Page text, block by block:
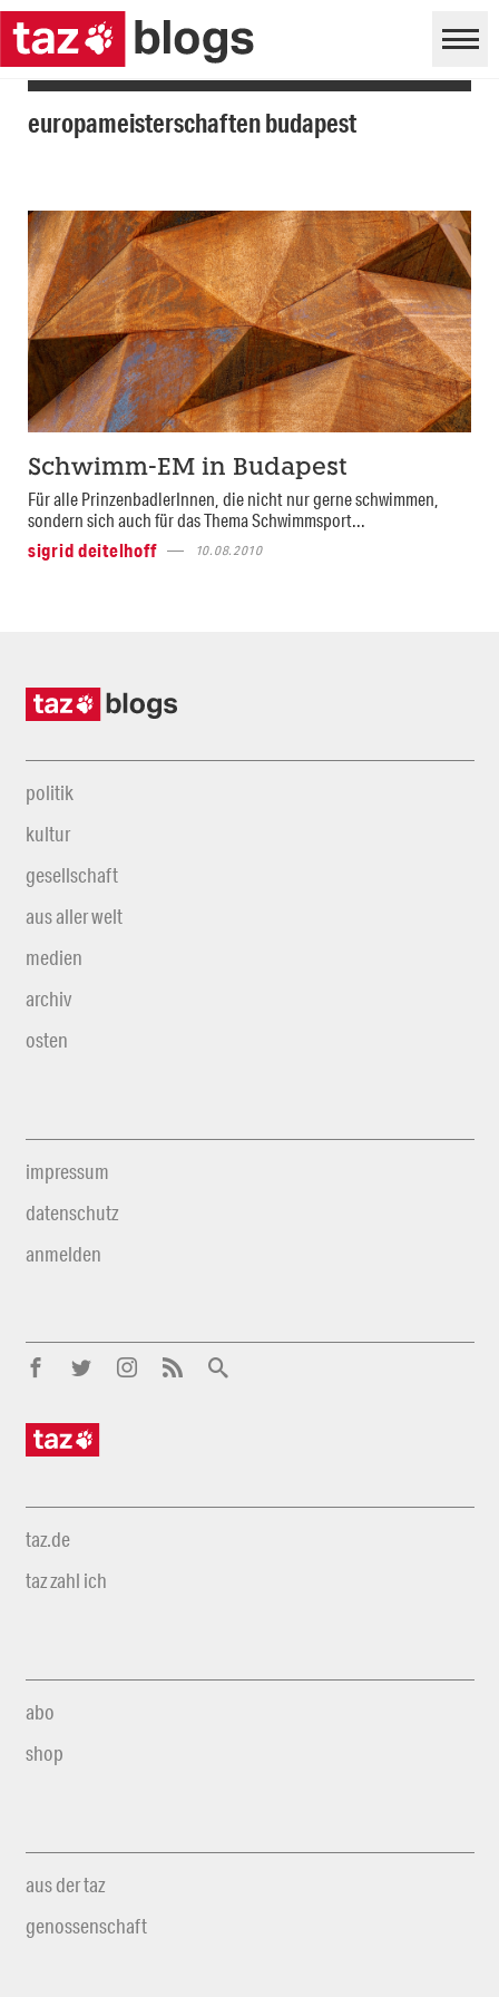
europameisterschaften budapest
Schwimm-EM in Budapest
Für alle PrinzenbadlerInnen, die nicht nur gerne schwimmen,
sondern sich auch für das Thema Schwimmsport...
sigrid deitelhoff
10.08.2010
politik
kultur
gesellschaft
aus aller welt
medien
archiv
osten
impressum
datenschutz
anmelden
taz.de
taz zahl ich
abo
shop
aus der taz
genossenschaft